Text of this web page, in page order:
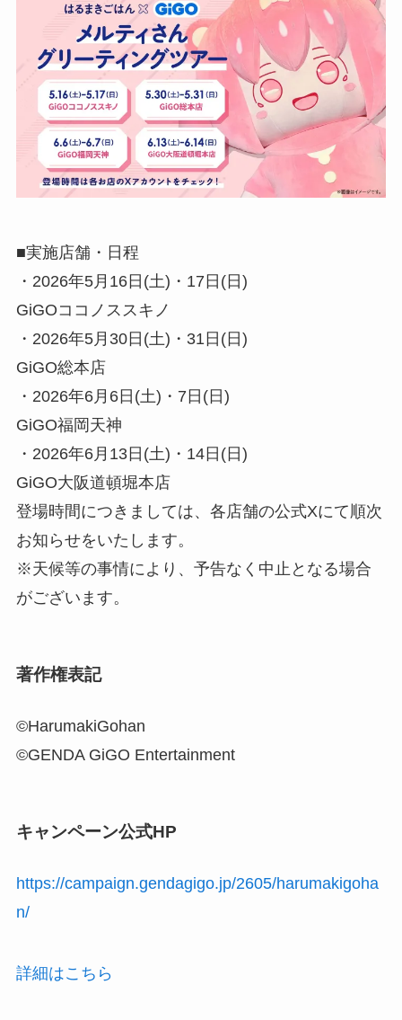
■実施店舗・日程
・2026年5月16日(土)・17日(日)
GiGOココノススキノ
・2026年5月30日(土)・31日(日)
GiGO総本店
・2026年6月6日(土)・7日(日)
GiGO福岡天神
・2026年6月13日(土)・14日(日)
GiGO大阪道頓堀本店
登場時間につきましては、各店舗の公式Xにて順次
お知らせをいたします。
※天候等の事情により、予告なく中止となる場合
がございます。
著作権表記
©HarumakiGohan
©GENDA GiGO Entertainment
キャンペーン公式HP
https://campaign.gendagigo.jp/2605/harumakigoha
n/
詳細はこちら